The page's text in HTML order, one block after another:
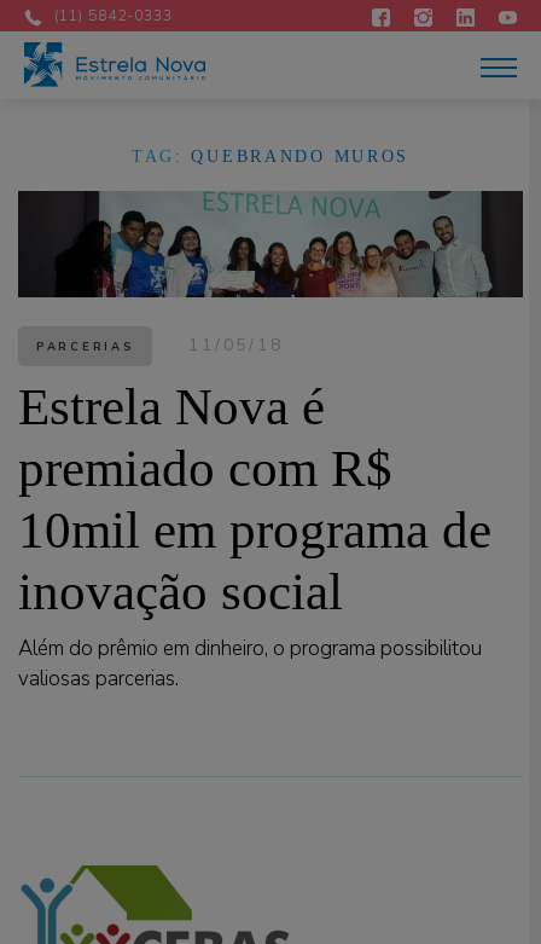
(11) 5842-0333
Acontece
TAG:QUEBRANDO MUROS
PARCERIAS 11/05/18
Estrela Nova é
premiado com R$
10mil em programa de
inovação social
Além do prêmio em dinheiro, o programa possibilitou
valiosas parcerias.